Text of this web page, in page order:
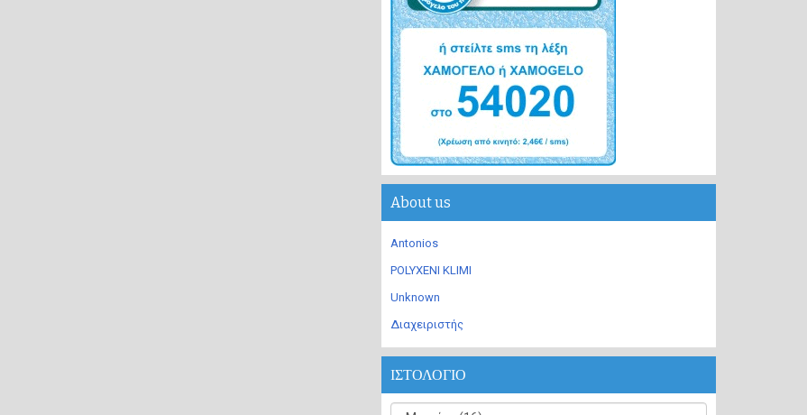
About us
Antonios
POLYXENI KLIMI
Unknown
Διαχειριστής
ΙΣΤΟΛΟΓΙΟ